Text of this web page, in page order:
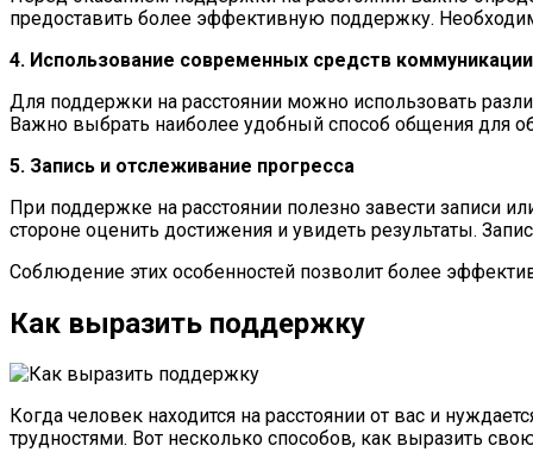
предоставить более эффективную поддержку.
4. Использование современных средств коммуникации
Для поддержки на расстоянии можно использовать
Важно выбрать наиболее удобный способ общения для
5. Запись и отслеживание прогресса
При поддержке на расстоянии полезно завести записи
стороне оценить достижения и увидеть результаты.
Соблюдение этих особенностей позволит более
Как выразить поддержку
Когда человек находится на расстоянии от вас и
трудностями. Вот несколько способов, как выразить